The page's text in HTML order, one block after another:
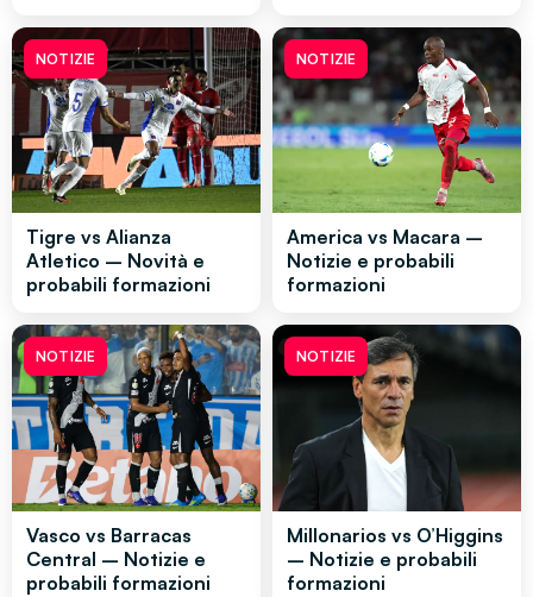
NOTIZIE
Tigre vs Alianza
Atletico – Novità e
probabili formazioni
NOTIZIE
America vs Macara –
Notizie e probabili
formazioni
NOTIZIE
Vasco vs Barracas
Central – Notizie e
probabili formazioni
NOTIZIE
Millonarios vs O’Higgins
– Notizie e probabili
formazioni